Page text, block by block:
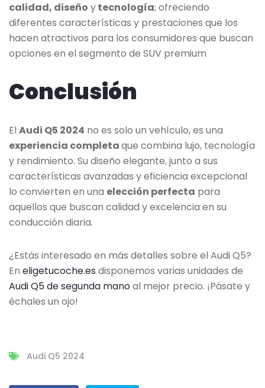
calidad, diseño ytecnología; ofreciendo
diferentes características y prestaciones que los
hacen atractivos para los consumidores que buscan
opciones en el segmento de SUV premium
Conclusión
El Audi Q5 2024 no es solo un vehículo, es una
experiencia completaque combina lujo, tecnología
y rendimiento. Su diseño elegante, junto a sus
características avanzadas y eficiencia excepcional
lo convierten en una elección perfecta para
aquellos que buscan calidad y excelencia en su
conducción diaria.
¿Estás interesado en más detalles sobre el Audi Q5?
En eligetucoche.es disponemos varias unidades de
Audi Q5 de segunda manoal mejor precio. ¡Pásate y
échales un ojo!
Audi Q5 2024